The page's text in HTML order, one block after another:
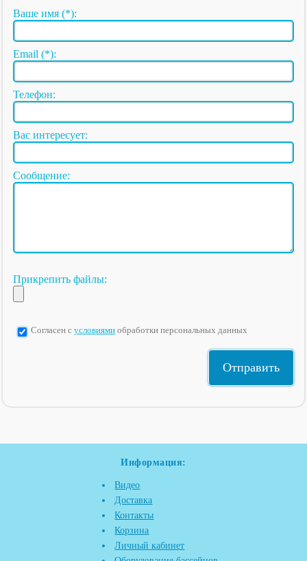
Ваше имя (*):
Email (*):
Телефон:
Вас интересует:
Сообщение:
Прикрепить файлы:
Согласен с условиями обработки персональных данных
Информация:
Видео
Доставка
Контакты
Корзина
Личный кабинет